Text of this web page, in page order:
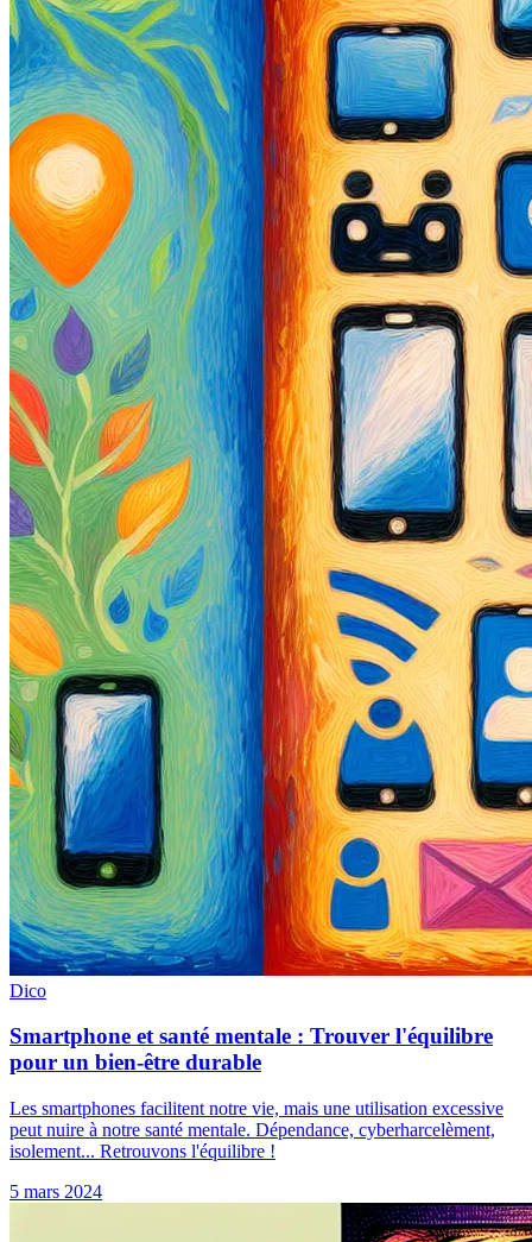
Dico
Smartphone et santé mentale : Trouver l'équilibre
pour un bien-être durable
Les smartphones facilitent notre vie, mais une utilisation excessive
peut nuire à notre santé mentale. Dépendance, cyberharcelèment,
isolement... Retrouvons l'équilibre !
5 mars 2024